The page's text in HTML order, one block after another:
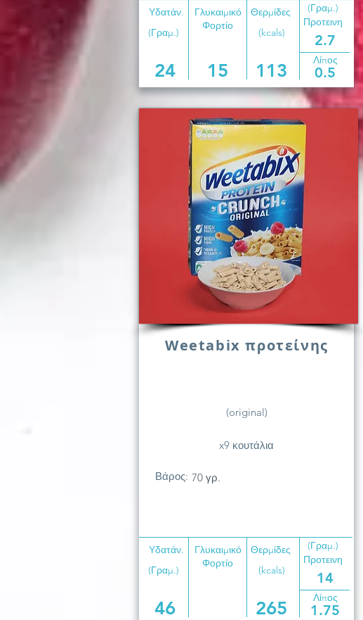
Υδατάν.
Γλυκαιμικό
Φορτίο
(Γραμ.)
Θερμίδες
(kcals)
Προτεινη
2.7
(Γραμ.)
24 15 113 Λίπος
0.5
Weetabix προτείνης
(original)
x9 κουτάλια
Βάρος: 70 γρ.
Υδατάν.
Γλυκαιμικό
Φορτίο
(Γραμ.)
Θερμίδες
(kcals)
Προτεινη
14
(Γραμ.)
46 265 Λίπος
1.75